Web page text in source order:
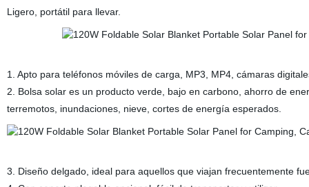
Ligero, portátil para llevar.
1. Apto para teléfonos móviles de carga, MP3, MP4, cámaras
2. Bolsa solar es un producto verde, bajo en carbono, ahorro de
terremotos, inundaciones, nieve, cortes de energía esperados.
3. Diseño delgado, ideal para aquellos que viajan frecuentemente